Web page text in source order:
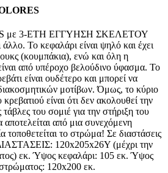
με 3-ΕΤΗ ΕΓΓΥΗΣΗ ΣΚΕΛΕΤΟΥ
Το κεφαλάρι είναι ψηλό και έχει
(κουμπάκια), ενώ και όλη η
από υπέροχο βελούδινο ύφασμα. Το
είναι ουδέτερο και μπορεί να
μοτίβων. Όμως, το κύριο
είναι ότι δεν ακολουθεί την
του σομιέ για την στήριξη του
από μια συνεχόμενη
τοποθετείται το στρώμα! Σε διαστάσεις
120x205x26Υ (μέχρι την
εκ. Ύψος κεφαλάρι: 105 εκ. Ύψος
120x200 εκ.